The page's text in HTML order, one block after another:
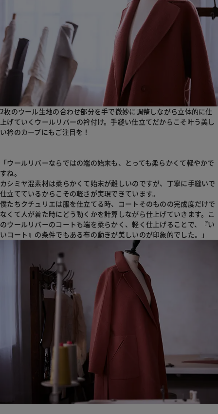
2枚のウール生地の合わせ部分を手で微妙に調整しながら立体的に仕
上げていくウールリバーの衿付け。手縫い仕立てだからこそ叶う美し
い衿のカーブにもご注目を！
「ウールリバーならではの端の始末も、とっても柔らかくて軽やかで
すね。
カシミヤ混素材は柔らかくて始末が難しいのですが、丁寧に手縫いで
仕立てているからこその軽さが実現できています。
僕たちクチュリエは服を仕立てる時、コートそのものの完成度だけで
なくて人が着た時にどう動くかを計算しながら仕上げていきます。こ
のウールリバーのコートも端を柔らかく、軽く仕上げることで、『い
いコート』の条件でもある布の動きが美しいのが印象的でした。」